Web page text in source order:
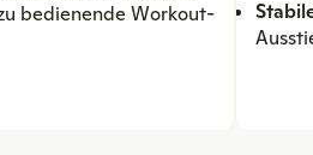
bedienende Workout-